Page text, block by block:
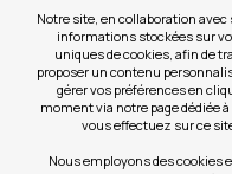
Notre site, en collaboration
informations stockées sur
uniques de cookies, afin de
proposer un contenu
gérer vos préférences en
moment via notre page dédiée
vous effectuez sur ce
Nous employons des cookies
Inscription
notre
newsletter